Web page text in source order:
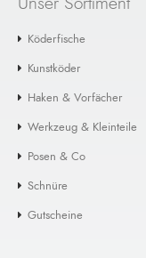
Unser Sortiment
Köderfische
Kunstköder
Haken & Vorfächer
Werkzeug & Kleinteile
Posen & Co
Schnüre
Gutscheine